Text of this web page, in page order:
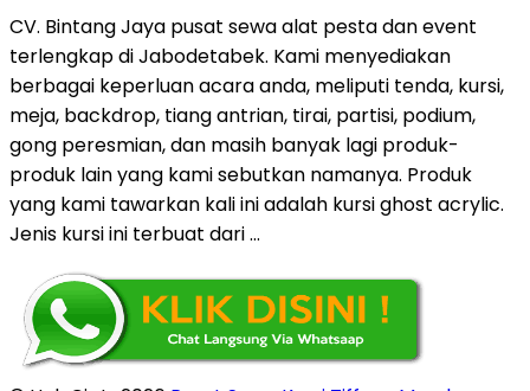
CV. Bintang Jaya pusat sewa alat pesta dan event
terlengkap di Jabodetabek. Kami menyediakan
berbagai keperluan acara anda, meliputi tenda, kursi,
meja, backdrop, tiang antrian, tirai, partisi, podium,
gong peresmian, dan masih banyak lagi produk-
produk lain yang kami sebutkan namanya. Produk
yang kami tawarkan kali ini adalah kursi ghost acrylic.
Jenis kursi ini terbuat dari …